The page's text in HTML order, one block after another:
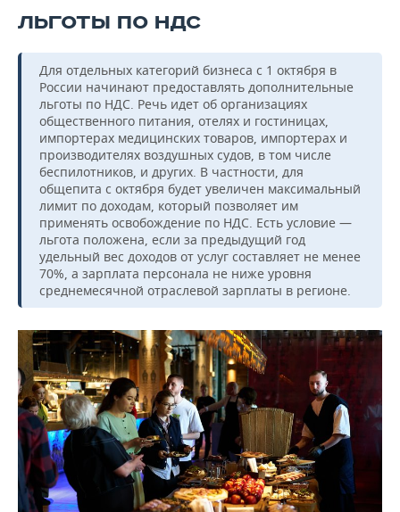
ЛЬГОТЫ ПО НДС
Для отдельных категорий бизнеса с 1 октября в
России начинают предоставлять дополнительные
льготы по НДС. Речь идет об организациях
общественного питания, отелях и гостиницах,
импортерах медицинских товаров, импортерах и
производителях воздушных судов, в том числе
беспилотников, и других. В частности, для
общепита с октября будет увеличен максимальный
лимит по доходам, который позволяет им
применять освобождение по НДС. Есть условие —
льгота положена, если за предыдущий год
удельный вес доходов от услуг составляет не менее
70%, а зарплата персонала не ниже уровня
среднемесячной отраслевой зарплаты в регионе.